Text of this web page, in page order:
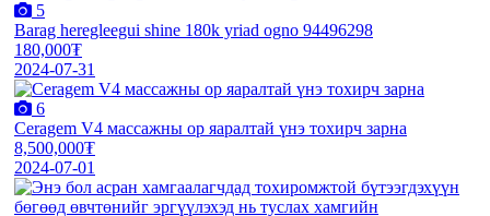
5
Barag heregleegui shine 180k yriad ogno 94496298
180,000₮
2024-07-31
6
Ceragem V4 массажны ор яаралтай үнэ тохирч зарна
8,500,000₮
2024-07-01